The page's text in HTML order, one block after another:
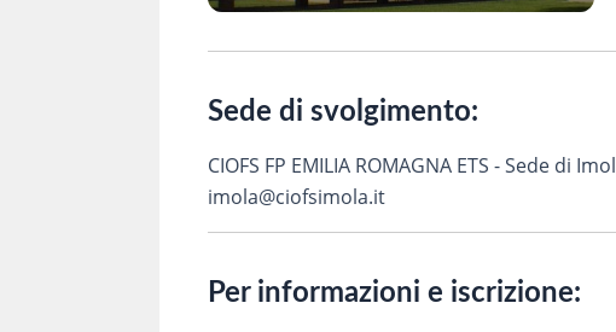
Sede di svolgimento:
CIOFS FP EMILIA ROMAGNA ETS - Sede di
imola@ciofsimola.it
Per informazioni e iscrizione: